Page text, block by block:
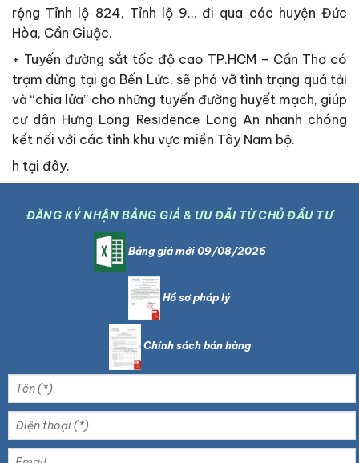
rộng Tỉnh lộ 824, Tỉnh lộ 9… đi qua các huyện Đức
Hòa, Cần Giuộc.
+ Tuyến đường sắt tốc độ cao TP.HCM – Cần Thơ có
trạm dừng tại ga Bến Lức, sẽ phá vỡ tình trạng quá tải
và “chia lửa” cho những tuyến đường huyết mạch, giúp
cư dân Hưng Long Residence Long An nhanh chóng
kết nối với các tỉnh khu vực miền Tây Nam bộ.
h tại đây.
ĐĂNG KÝ NHẬN BẢNG GIÁ & ƯU ĐÃI TỪ CHỦ ĐẦU TƯ
Bảng giá mới 09/08/2026
Hồ sơ pháp lý
Chính sách bán hàng